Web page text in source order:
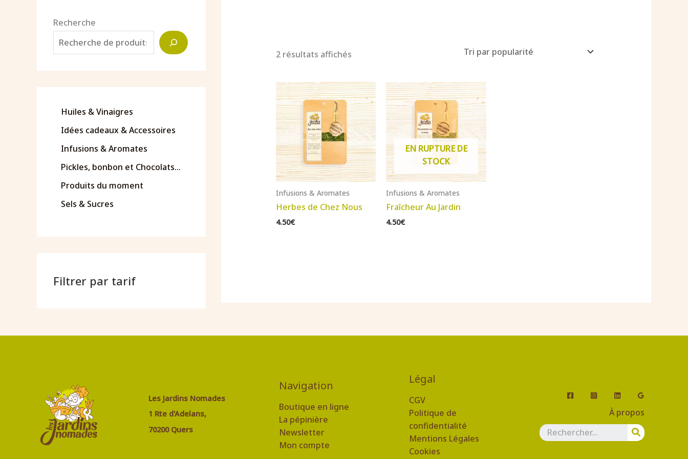
Recherche
Huiles & Vinaigres
Idées cadeaux & Accessoires
Infusions & Aromates
Pickles, bonbon et Chocolats...
Produits du moment
Sels & Sucres
Filtrer par tarif
2 résultats affichésTrié
Infusions & Aromates
Herbes de Chez Nous
4.50€
EN RUPTURE DE
STOCK
Infusions & Aromates
Fraîcheur Au Jardin
4.50€
Les Jardins Nomades
1 Rte d'Adelans,
70200 Quers
Navigation
Boutique en ligne
La pépinière
Newsletter
Mon compte
Légal
CGV
Politique de
confidentialité
Mentions Légales
Cookies
À propos